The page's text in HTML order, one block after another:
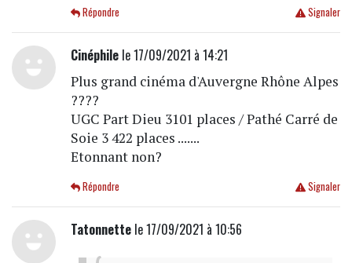
Signaler
Répondre
Cinéphilele 17/09/2021 à 14:21
Plus grand cinéma d'Auvergne Rhône Alpes
????
UGC Part Dieu 3101 places / Pathé Carré de
Soie 3 422 places .......
Etonnant non?
Signaler
Répondre
Tatonnettele 17/09/2021 à 10:56